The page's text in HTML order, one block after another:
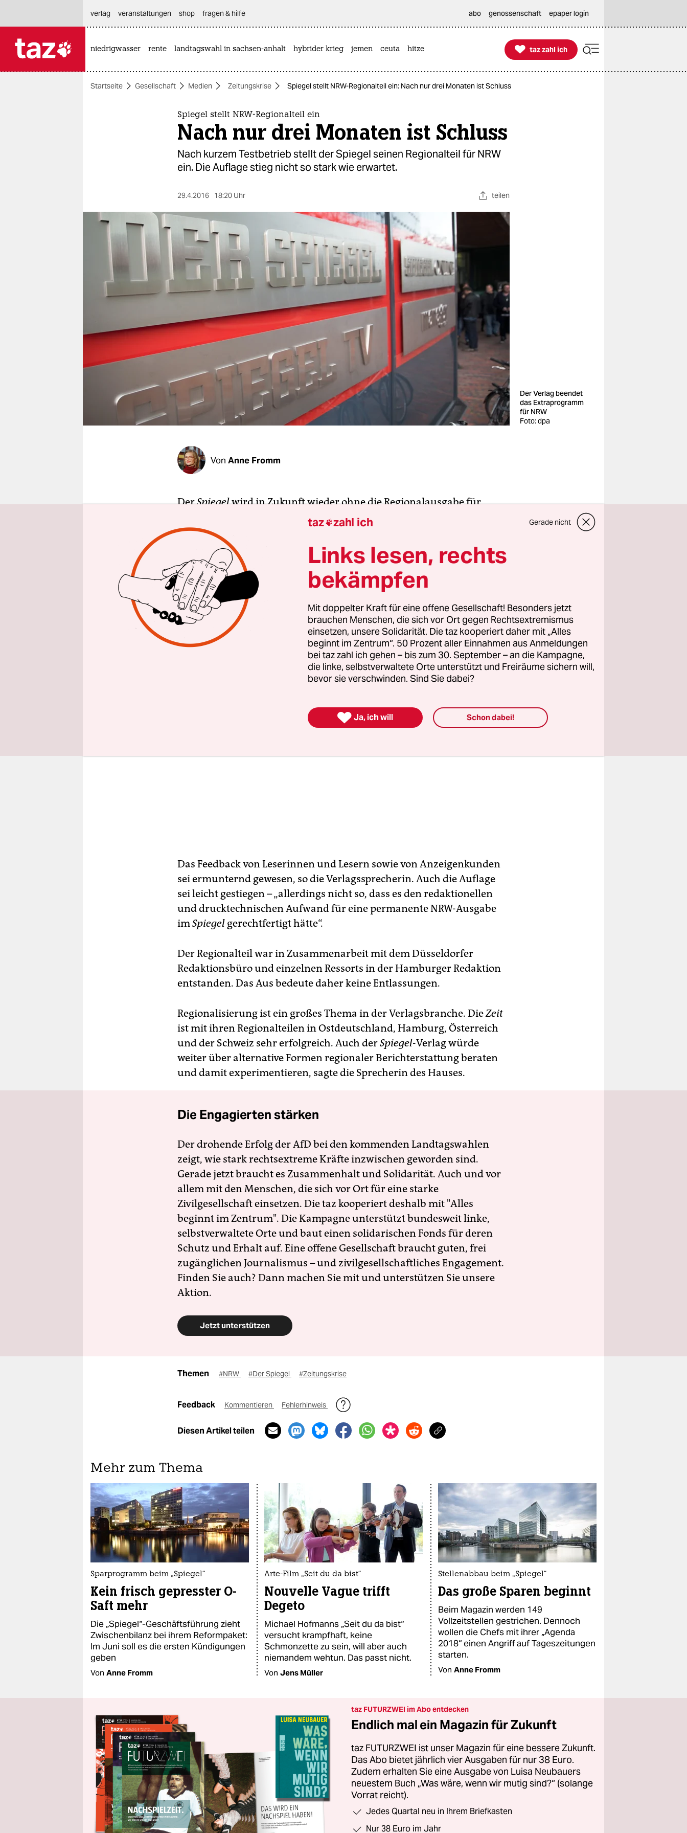
themen
berlin
nord
wahrheit
verlag
veranstaltungen
unterstützen
verlag
veranstaltungen shop fragen & hilfe abo genossenschaft epaper login
niedrigwasser rente landtagswahl in sachsen-anhalt hybrider krieg jemen ceuta hitze 
taz zahl ich
taz zahl ich
Startseite Gesellschaft Medien Zeitungskrise Spiegel stellt NRW-Regionalteil ein: Nach nur drei Monaten ist Schluss
Spiegel stellt NRW-Regionalteil ein
Nach nur drei Monaten ist Schluss
Nach kurzem Testbetrieb stellt der Spiegel seinen Regionalteil für NRW
ein. Die Auflage stieg nicht so stark wie erwartet.
29.4.2016 18:20 Uhr teilen
Der Verlag beendet
das Extraprogramm
für NRW
Foto: dpa
Von Anne Fromm
DerSpiegelwird in Zukunft wieder ohne die Regionalausgabe für
Nordrhein-Westfalen erscheinen. Wie eine Sprecherin des Verlags
gegenüber der taz bestätigte, sollen die wöchentlichen acht
Sonderseiten für die Region wieder eingestellt werden.
Sie starteten im Februar 2016 als Test, in den viele Hoffnungen gesetzt
wurden. Würde der NRW-Spiegel erfolgreich laufen, könne sich
Chefredakteur Klaus Brinkbäumer vorstellen, so ein Angebot auch in
anderen Regionen zu starten, hatte er im Dezember noch vor
Journalisten gesagt. Nach der Testphase von drei Monaten zeigt sich,
dass die Sonderseiten weniger erfolgreich waren als erhofft.
Das Feedback von Leserinnen und Lesern sowie von Anzeigenkunden
sei ermunternd gewesen, so die Verlagssprecherin. Auch die Auflage
sei leicht gestiegen – „allerdings nicht so, dass es den redaktionellen
und drucktechnischen Aufwand für eine permanente NRW-Ausgabe
imSpiegel gerechtfertigt hätte“.
Der Regionalteil war in Zusammenarbeit mit dem Düsseldorfer
Redaktionsbüro und einzelnen Ressorts in der Hamburger Redaktion
entstanden. Das Aus bedeute daher keine Entlassungen.
Regionalisierung ist ein großes Thema in der Verlagsbranche. DieZeit
ist mit ihren Regionalteilen in Ostdeutschland, Hamburg, Österreich
und der Schweiz sehr erfolgreich. Auch derSpiegel-Verlag würde
weiter über alternative Formen regionaler Berichterstattung beraten
und damit experimentieren, sagte die Sprecherin des Hauses.
Die Engagierten stärken
Der drohende Erfolg der AfD bei den kommenden Landtagswahlen
zeigt, wie stark rechtsextreme Kräfte inzwischen geworden sind.
Gerade jetzt braucht es Zusammenhalt und Solidarität. Auch und vor
allem mit den Menschen, die sich vor Ort für eine starke
Zivilgesellschaft einsetzen. Die taz kooperiert deshalb mit "Alles
beginnt im Zentrum". Die Kampagne unterstützt bundesweit linke,
selbstverwaltete Orte und baut einen solidarischen Fonds für deren
Schutz und Erhalt auf. Eine offene Gesellschaft braucht guten, frei
zugänglichen Journalismus – und zivilgesellschaftliches Engagement.
Finden Sie auch? Dann machen Sie mit und unterstützen Sie unsere
Aktion.
Jetzt unterstützen
Themen #NRW #Der Spiegel #Zeitungskrise
Feedback Kommentieren Fehlerhinweis
Diesen Artikel teilen
Mehr zum Thema
Sparprogramm beim „Spiegel“
Kein frisch gepresster O-
Saft mehr
Die „Spiegel“-Geschäftsführung zieht
Zwischenbilanz bei ihrem Reformpaket:
Im Juni soll es die ersten Kündigungen
geben
Von Anne Fromm
Arte-Film „Seit du da bist“
Nouvelle Vague trifft
Degeto
Michael Hofmanns „Seit du da bist“
versucht krampfhaft, keine
Schmonzette zu sein, will aber auch
niemandem wehtun. Das passt nicht.
Von Jens Müller
Stellenabbau beim „Spiegel“
Das große Sparen beginnt
Beim Magazin werden 149
Vollzeitstellen gestrichen. Dennoch
wollen die Chefs mit ihrer „Agenda
2018“ einen Angriff auf Tageszeitungen
starten.
Von Anne Fromm
taz FUTURZWEI im Abo entdecken
Endlich mal ein Magazin für Zukunft
taz FUTURZWEI ist unser Magazin für eine bessere Zukunft.
Das Abo bietet jährlich vier Ausgaben für nur 38 Euro.
Zudem erhalten Sie eine Ausgabe von Luisa Neubauers
neuestem Buch „Was wäre, wenn wir mutig sind?“ (solange
Vorrat reicht).
Jedes Quartal neu in Ihrem Briefkasten
Nur 38 Euro im Jahr
taz zahl ich Gerade nicht
Links lesen, rechts
bekämpfen
Mit doppelter Kraft für eine offene Gesellschaft! Besonders jetzt
brauchen Menschen, die sich vor Ort gegen Rechtsextremismus
einsetzen, unsere Solidarität. Die taz kooperiert daher mit „Alles
beginnt im Zentrum“. 50 Prozent aller Einnahmen aus Anmeldungen
bei taz zahl ich gehen – bis zum 30. September – an die Kampagne,
die linke, selbstverwaltete Orte unterstützt und Freiräume sichern will,
bevor sie verschwinden. Sind Sie dabei?
 Ja, ich will Schon dabei!